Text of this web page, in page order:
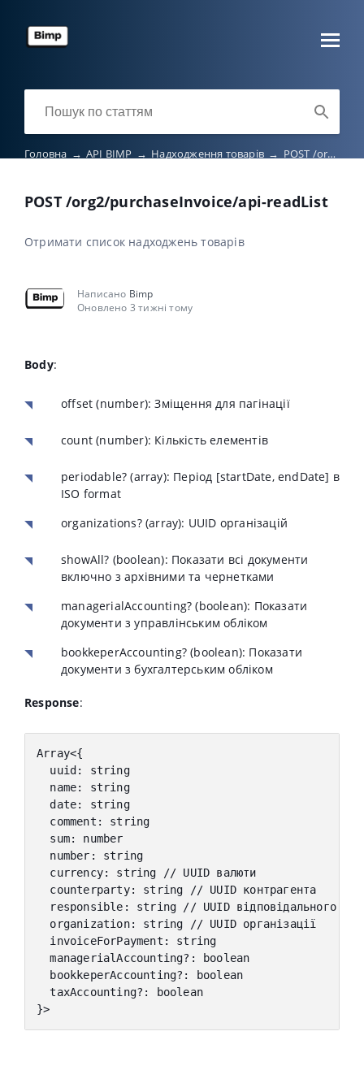
Головна → API BIMP → Надходження товарів → POST /org2/purchaseInvoice/api-readList
POST /org2/purchaseInvoice/api-readList
Отримати список надходжень товарів
Написано Bimp
Оновлено 3 тижні тому
Body:
offset (number): Зміщення для пагінації
count (number): Кількість елементів
periodable? (array): Період [startDate, endDate] в
ISO format
organizations? (array): UUID організацій
showAll? (boolean): Показати всі документи
включно з архівними та чернетками
managerialAccounting? (boolean): Показати
документи з управлінським обліком
bookkeperAccounting? (boolean): Показати
документи з бухгалтерським обліком
Response:
Array<{
  uuid
:
string
  name
:
string
  date
:
string
  comment
:
string
  sum
:
number
  number
:
string
  currency
: string
// UUID валюти
  counterparty
: string
// UUID контрагента
  responsible
: string // UUID відповідального
  organization
: string
// UUID організації
  invoiceForPayment
:
string
  managerialAccounting
? :
boolean
  bookkeperAccounting
? :
boolean
  taxAccounting
? :
boolean
}>